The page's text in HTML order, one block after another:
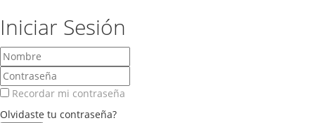
Iniciar Sesión
Recordar mi contraseña
Olvidaste tu contraseña?